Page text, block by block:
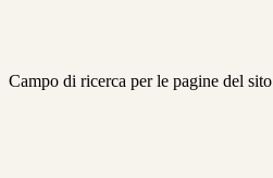
Campo di ricerca per le pagine del sito